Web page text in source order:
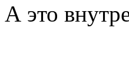
А это